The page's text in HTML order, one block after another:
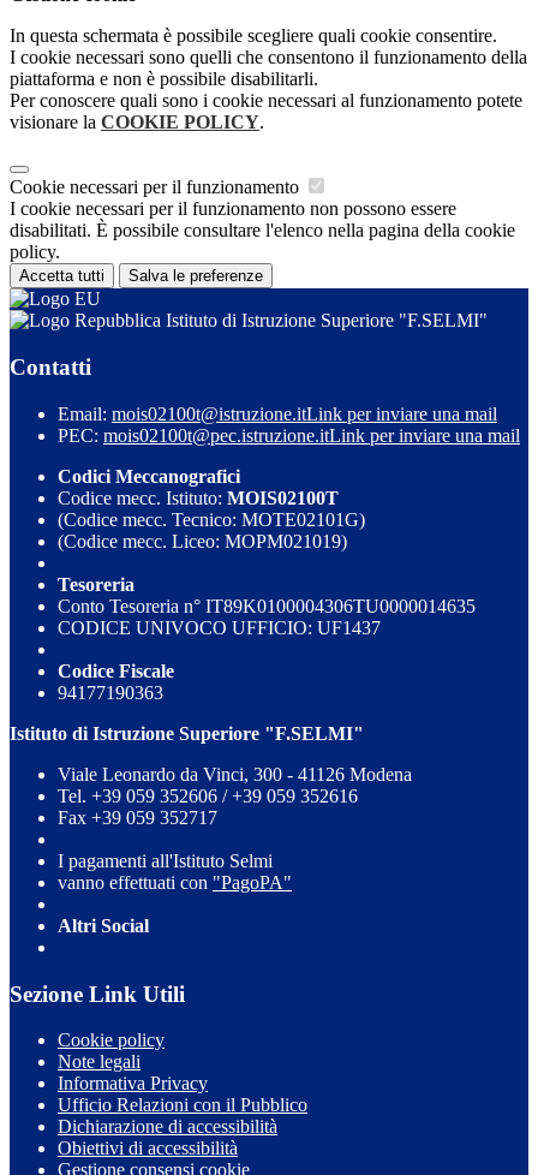
In questa schermata è possibile scegliere quali cookie consentire.
I cookie necessari sono quelli che consentono il funzionamento della
piattaforma e non è possibile disabilitarli.
Per conoscere quali sono i cookie necessari al funzionamento potete
visionare la COOKIE POLICY.
Cookie necessari per il funzionamento
I cookie necessari per il funzionamento non possono essere
disabilitati. È possibile consultare l'elenco nella pagina della cookie
policy.
Accetta tutti Salva le preferenze
Istituto di Istruzione Superiore "F.SELMI"
Contatti
Email: mois02100t@istruzione.itLink per inviare una mail
PEC: mois02100t@pec.istruzione.itLink per inviare una mail
Codici Meccanografici
Codice mecc. Istituto: MOIS02100T
(Codice mecc. Tecnico: MOTE02101G)
(Codice mecc. Liceo: MOPM021019)
Tesoreria
Conto Tesoreria n° IT89K0100004306TU0000014635
CODICE UNIVOCO UFFICIO: UF1437
Codice Fiscale
94177190363
Istituto di Istruzione Superiore "F.SELMI"
Viale Leonardo da Vinci, 300 - 41126 Modena
Tel. +39 059 352606 / +39 059 352616
Fax +39 059 352717
I pagamenti all'Istituto Selmi
vanno effettuati con "PagoPA"
Altri Social
Sezione Link Utili
Cookie policy
Note legali
Informativa Privacy
Ufficio Relazioni con il Pubblico
Dichiarazione di accessibilità
Obiettivi di accessibilità
Gestione consensi cookie